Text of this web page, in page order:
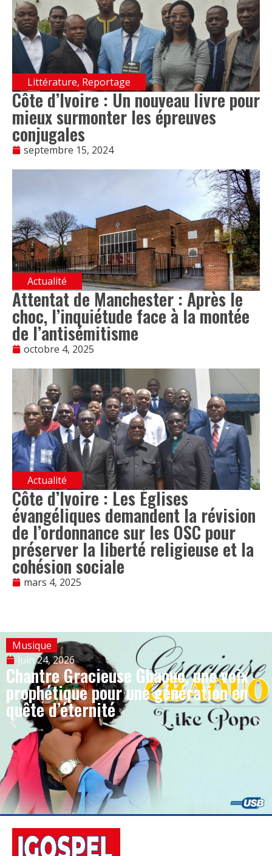
Littérature, Reportage
Côte d’Ivoire : Un nouveau livre pour
mieux surmonter les épreuves
conjugales
septembre 15, 2024
Actualité
Attentat de Manchester : Après le
choc, l’inquiétude face à la montée
de l’antisémitisme
octobre 4, 2025
Actualité
Côte d’Ivoire : Les Églises
évangéliques demandent la révision
de l’ordonnance sur les OSC pour
préserver la liberté religieuse et la
cohésion sociale
mars 4, 2025
Musique
juin 24, 2026
Chantre Gracieuse Gbaouo, une voix
prophétique pour une génération en
quête d’éternité